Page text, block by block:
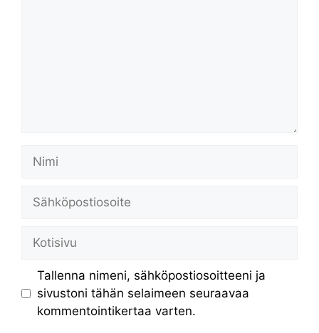
Nimi
Sähköpostiosoite
Kotisivu
Tallenna nimeni, sähköpostiosoitteeni ja
sivustoni tähän selaimeen seuraavaa
kommentointikertaa varten.